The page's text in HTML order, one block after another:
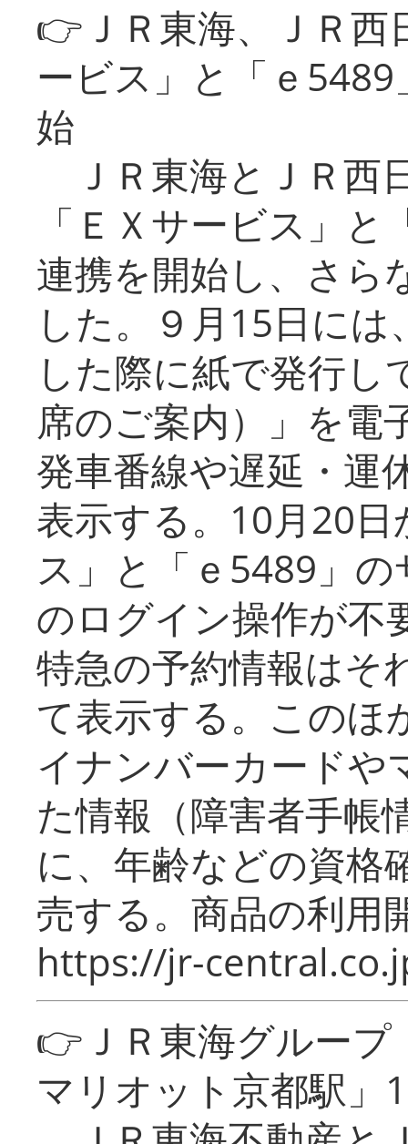
👉ＪＲ東海、ＪＲ
ービス」と「ｅ
始
ＪＲ東海とＪＲ西
「ＥＸサービス」
連携を開始し、さら
した。９月15日に
した際に紙で発行し
席のご案内）」を電
発車番線や遅延・運
表示する。10月20
ス」と「ｅ5489」
のログイン操作が不
特急の予約情報はそ
て表示する。このほ
イナンバーカードや
た情報（障害者手帳
に、年齢などの資格
売する。商品の利用
https://jr-
👉ＪＲ東海グルー
マリオット京都駅」